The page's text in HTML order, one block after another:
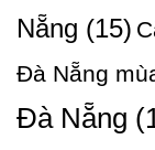
Nẵng (15)
Đà Nẵng
Đà Nẵng